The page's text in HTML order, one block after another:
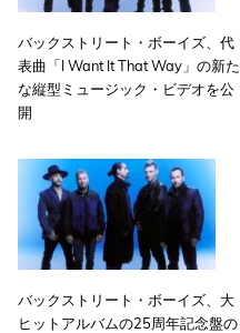
バックストリート・ボーイズ、代
表曲「I Want It That Way」の新た
な縦型ミュージック・ビデオを公
開
バックストリート・ボーイズ、大
ヒットアルバムの25周年記念盤の